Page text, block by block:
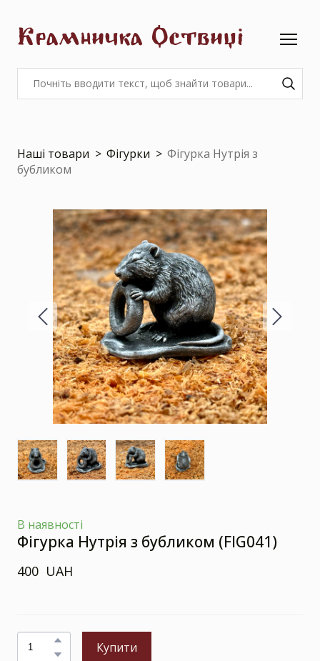
Крамничка Оствиці
Наші товари Фігурки
Фігурка Нутрія з
бубликом
В наявності
Фігурка Нутрія з бубликом (FIG041)
400  UAH
Купити